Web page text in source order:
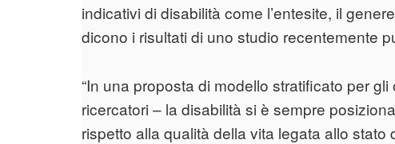
indicativi di disabilità come l’entesite, il
dicono i risultati di uno studio recentemente
“In una proposta di modello stratificato per
ricercatori – la disabilità si è sempre
rispetto alla qualità della vita legata allo